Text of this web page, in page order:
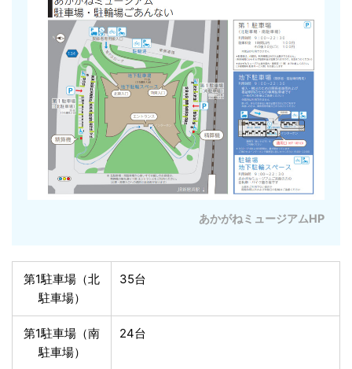
あかがねミュージアムHP
第1駐車場（北
駐車場）
35台
第1駐車場（南
駐車場）
24台